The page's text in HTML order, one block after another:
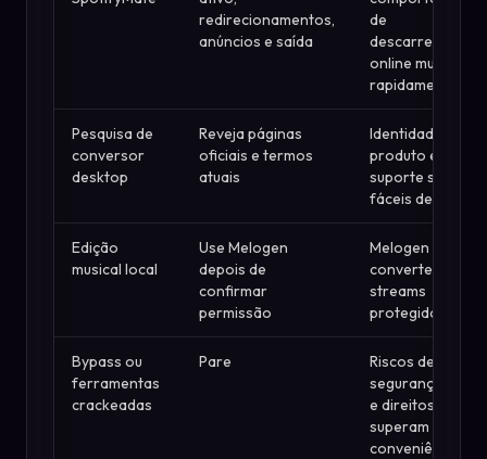
redirecionamentos,
anúncios e saída
de
online muda
rapidamente
Pesquisa de
conversor
desktop
Reveja páginas
oficiais e termos
atuais
Identidade de
produto e
suporte são mais
fáceis de avaliar
Edição
musical local
Use Melogen
depois de
confirmar
permissão
Melogen não
converte
streams
protegidos
Bypass ou
ferramentas
crackeadas
Pare
Riscos de
segurança,
e direitos
superam a
conveniência